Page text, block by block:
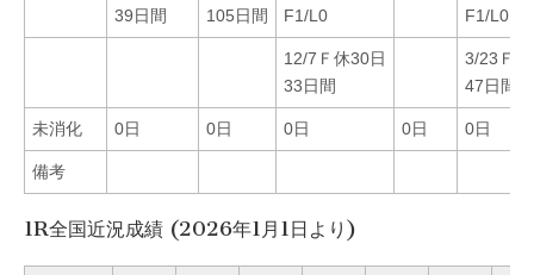
39日間
105日間
F1/L0
F1/L0
12/7Ｆ休30日
33日間
3/23Ｆ
47日間
未消化 0日 0日 0日 0日 0日
備考
1R全国近況成績 (2026年1月1日より)